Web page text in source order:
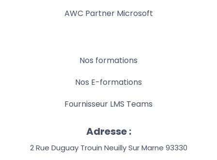
AWC Partner Microsoft
Nos formations
Nos E-formations
Fournisseur LMS Teams
Adresse :
2 Rue Duguay Trouin Neuilly Sur Marne 93330